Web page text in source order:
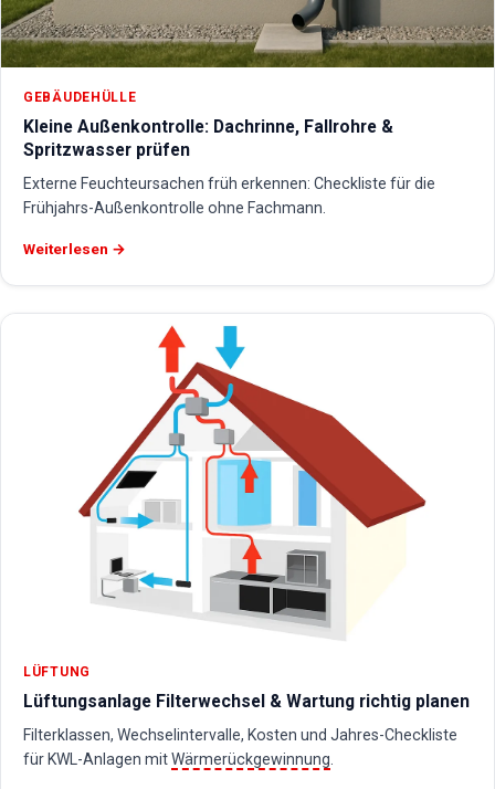
GEBÄUDEHÜLLE
Kleine Außenkontrolle: Dachrinne, Fallrohre &
Spritzwasser prüfen
Externe Feuchteursachen früh erkennen: Checkliste für die
Frühjahrs-Außenkontrolle ohne Fachmann.
Weiterlesen →
LÜFTUNG
Lüftungsanlage Filterwechsel & Wartung richtig planen
Filterklassen, Wechselintervalle, Kosten und Jahres-Checkliste
für KWL-Anlagen mitWärmerückgewinnung